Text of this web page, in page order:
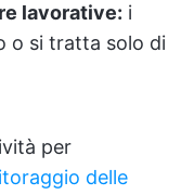
lavorative: i
o si tratta solo di
per
delle